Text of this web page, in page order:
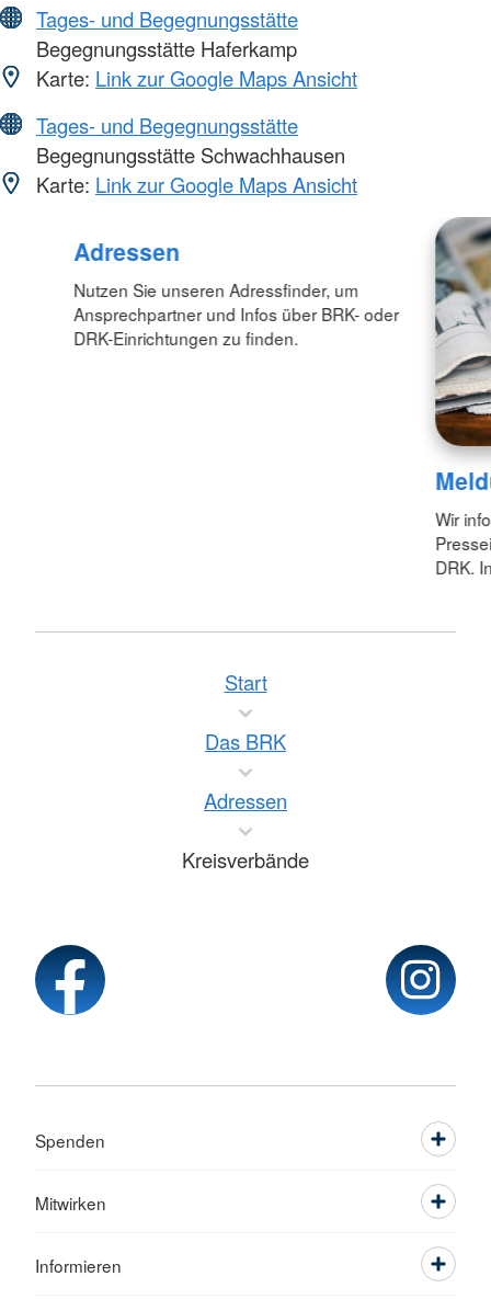
Tages- und Begegnungsstätte
Begegnungsstätte Haferkamp
Karte: Link zur Google Maps Ansicht
Tages- und Begegnungsstätte
Begegnungsstätte Schwachhausen
Karte: Link zur Google Maps Ansicht
Adressen
Nutzen Sie unseren Adressfinder, um
Ansprechpartner und Infos über BRK- oder
DRK-Einrichtungen zu finden.
Wir
DRK.
Start
Das BRK
Adressen
Kreisverbände
Spenden
Mitwirken
Informieren